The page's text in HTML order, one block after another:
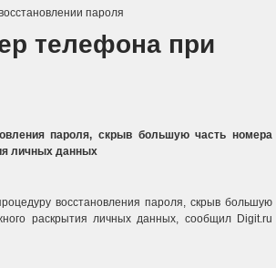
пароля
телефона при
пароля, скрыв большую часть номера
личных данных
восстановления пароля, скрыв большую
раскрытия личных данных, сообщил Digit.ru